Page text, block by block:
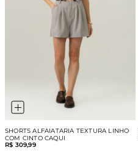
SHORTS ALFAIATARIA TEXTURA LINHO
COM CINTO CAQUI
R$ 309,99